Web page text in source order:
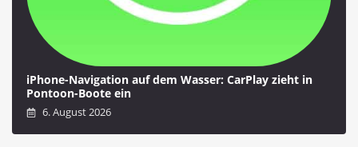
iPhone-Navigation auf dem Wasser: CarPlay zieht in
Pontoon-Boote ein
6. August 2026